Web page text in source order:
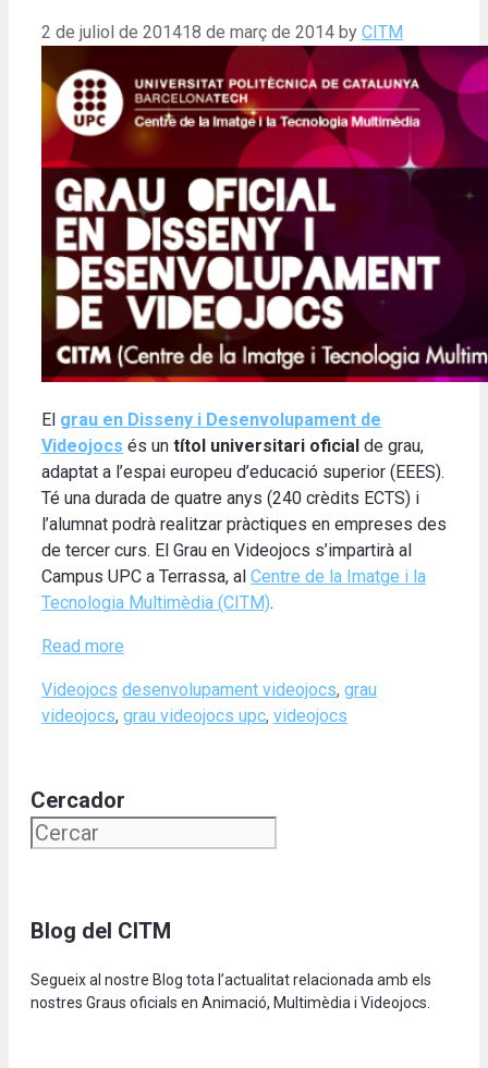
2 de juliol de 201418 de març de 2014 by CITM
El grau en Disseny i Desenvolupament de
Videojocs és un títol universitari oficial de grau,
adaptat a l’espai europeu d’educació superior (EEES).
Té una durada de quatre anys (240 crèdits ECTS) i
l’alumnat podrà realitzar pràctiques en empreses des
de tercer curs. El Grau en Videojocs s’impartirà al
Campus UPC a Terrassa, al Centre de la Imatge i la
Tecnologia Multimèdia (CITM).
Read more
Categories
Videojocs Tags
desenvolupament videojocs, grau
videojocs, grau videojocs upc, videojocs
Cercador
Blog del CITM
Segueix al nostre Blog tota l’actualitat relacionada amb els
nostres Graus oficials en Animació, Multimèdia i Videojocs.